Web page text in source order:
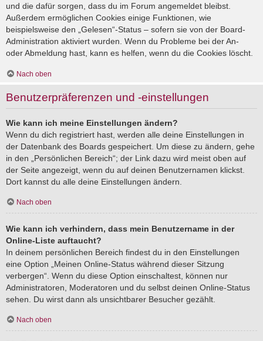
und die dafür sorgen, dass du im Forum angemeldet bleibst.
Außerdem ermöglichen Cookies einige Funktionen, wie
beispielsweise den „Gelesen“-Status – sofern sie von der Board-
Administration aktiviert wurden. Wenn du Probleme bei der An-
oder Abmeldung hast, kann es helfen, wenn du die Cookies löscht.
Nach oben
Benutzerpräferenzen und -einstellungen
Wie kann ich meine Einstellungen ändern?
Wenn du dich registriert hast, werden alle deine Einstellungen in
der Datenbank des Boards gespeichert. Um diese zu ändern, gehe
in den „Persönlichen Bereich“; der Link dazu wird meist oben auf
der Seite angezeigt, wenn du auf deinen Benutzernamen klickst.
Dort kannst du alle deine Einstellungen ändern.
Nach oben
Wie kann ich verhindern, dass mein Benutzername in der
Online-Liste auftaucht?
In deinem persönlichen Bereich findest du in den Einstellungen
eine Option „Meinen Online-Status während dieser Sitzung
verbergen“. Wenn du diese Option einschaltest, können nur
Administratoren, Moderatoren und du selbst deinen Online-Status
sehen. Du wirst dann als unsichtbarer Besucher gezählt.
Nach oben